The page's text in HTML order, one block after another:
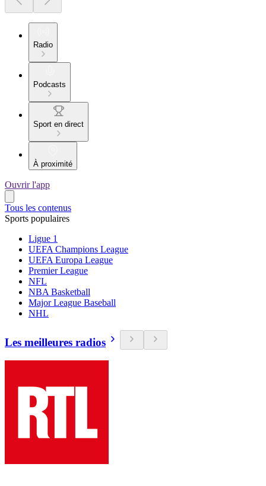
Radio
Podcasts
Sport en direct
À proximité
Ouvrir l'app
Tous les contenus
Sports populaires
Ligue 1
UEFA Champions League
UEFA Europa League
Premier League
NFL
NBA Basketball
Major League Baseball
NHL
Les meilleures radios